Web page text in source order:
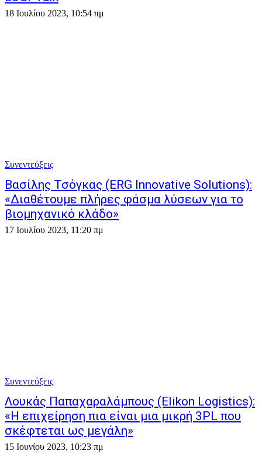
18 Ιουλίου 2023, 10:54 πμ
Συνεντεύξεις
Βασίλης Τσόγκας (ERG Innovative Solutions):
«Διαθέτουμε πλήρες φάσμα λύσεων για το
βιομηχανικό κλάδο»
17 Ιουλίου 2023, 11:20 πμ
Συνεντεύξεις
Λουκάς Παπαχαραλάμπους (Elikon Logistics):
«Η επιχείρηση πια είναι μια μικρή 3PL που
σκέφτεται ως μεγάλη»
15 Ιουνίου 2023, 10:23 πμ